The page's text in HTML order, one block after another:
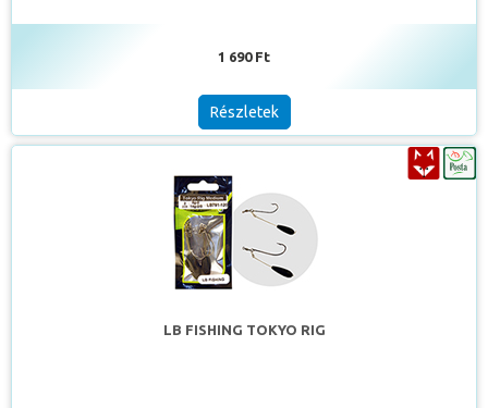
1 690 Ft
Részletek
LB FISHING TOKYO RIG